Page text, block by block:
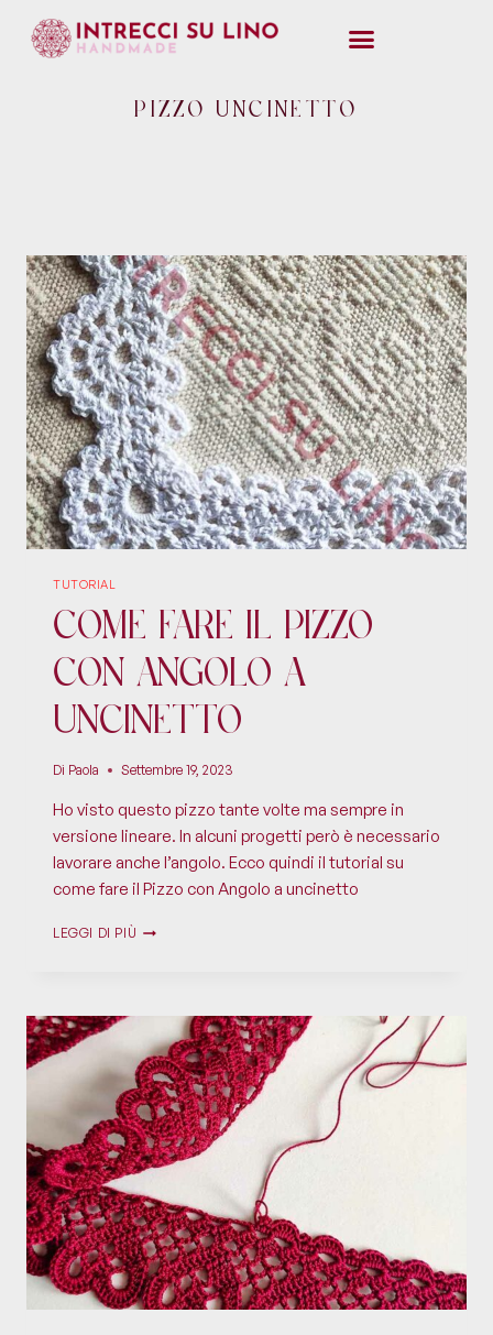
PIZZO UNCINETTO
TUTORIAL
Come Fare il Pizzo
con Angolo a
Uncinetto
Di Paola Settembre 19, 2023
Ho visto questo pizzo tante volte ma sempre in
versione lineare. In alcuni progetti però è necessario
lavorare anche l’angolo. Ecco quindi il tutorial su
come fare il Pizzo con Angolo a uncinetto
LEGGI DI PIÙ